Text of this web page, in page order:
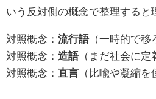
いう反対側の概念で整理すると
対照概念： 流行語（一時的で移
対照概念： 造語（まだ社会に定
対照概念： 直言 （比喩や凝縮を